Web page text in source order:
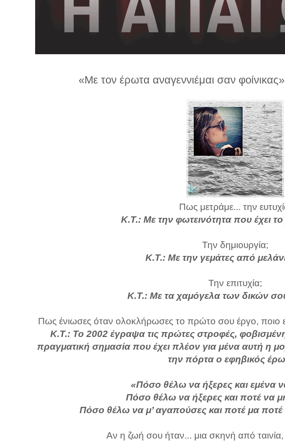
«Με τον έρωτα αναγεννιέμαι σαν
Πως μετράμε... την
Κ.Τ.: Με την φωτεινότητα που έχει
Την δημιουργία;
Κ.Τ.: Με την γεμάτες από
Την επιτυχία;
Κ.Τ.: Με τα χαμόγελα των δικών
Πως ένιωσες όταν ολοκλήρωσες το πρώτο σου έργο, ποιο
Κ.Τ.: Το 2002 έγραψα τις πρώτες στροφές,
πραγματική σημασία που έχει πλέον για μένα αυτή η
την πόρτα ο εφηβικός
«Πόσο θέλω να ήξερες και εμένα
Πόσο θέλω να ήξερες και ποτέ να
Πόσο θέλω να μ’ αγαπούσες και ποτέ μα
Αν η ζωή σου ήταν... μια σκηνή από